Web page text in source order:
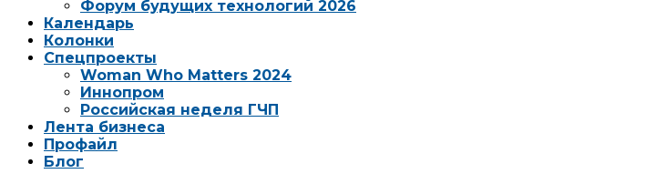
Форум будущих технологий 2026
Календарь
Колонки
Спецпроекты
Woman Who Matters 2024
Иннопром
Российская неделя ГЧП
Лента бизнеса
Профайл
Блог